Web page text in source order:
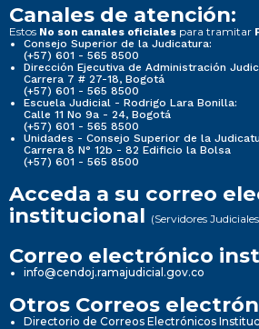
Canales de atención:
Estos No son canales oficiales para tramitar
Consejo Superior de la Judicatura:
(+57) 601 - 565 8500
Dirección Ejecutiva de Administración
Carrera 7 # 27-18, Bogotá
(+57) 601 - 565 8500
Escuela Judicial - Rodrigo Lara Bonilla:
Calle 11 No 9a - 24, Bogotá
(+57) 601 - 565 8500
Unidades - Consejo Superior de la
Carrera 8 N° 12b - 82 Edificio la Bolsa
(+57) 601 - 565 8500
Acceda a su correo
institucional (Servidores
Correo electrónico
info@cendoj.ramajudicial.gov.co
Otros Correos
Directorio de Correos Electrónicos